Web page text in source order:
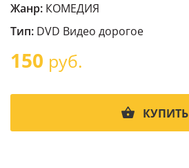
Жанр: КОМЕДИЯ
Тип: DVD Видео дорогое
150 руб.
КУПИТЬ